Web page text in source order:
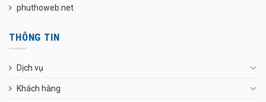
phuthoweb.net
THÔNG TIN
Dịch vụ
Khách hàng